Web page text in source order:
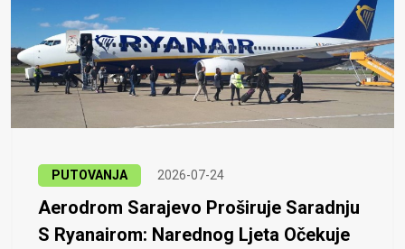
PUTOVANJA 2026-07-24
Aerodrom Sarajevo Proširuje Saradnju
S Ryanairom: Narednog Ljeta Očekuje